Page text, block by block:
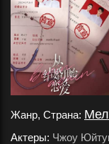
Жанр, Страна:
Актеры: Чжоу